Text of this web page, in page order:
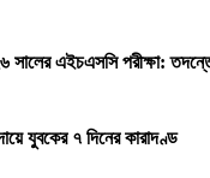
এইচএসসি পরীক্ষা:
যুবকের ৭ দিনের কারাদণ্ড